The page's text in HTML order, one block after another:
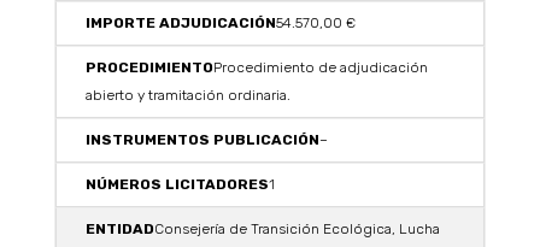
54.570,00 €
Procedimiento de adjudicación
abierto y tramitación ordinaria.
–
1
Consejería de Transición Ecológica, Lucha